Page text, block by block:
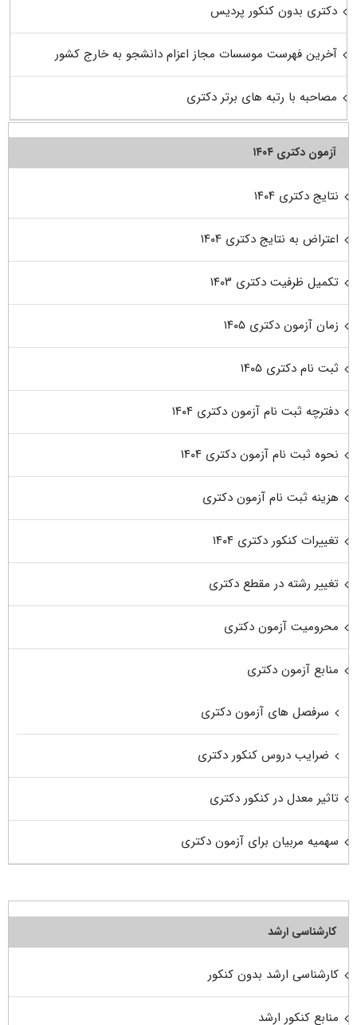
دکتری بدون کنکور پردیس
آخرین فهرست موسسات مجاز اعزام دانشجو به خارج کشور
مصاحبه با رتبه های برتر دکتری
آزمون دکتری ۱۴۰۴
نتایج دکتری ۱۴۰۴
اعتراض به نتایج دکتری ۱۴۰۴
تکمیل ظرفیت دکتری ۱۴۰۳
زمان آزمون دکتری ۱۴۰۵
ثبت نام دکتری ۱۴۰۵
دفترچه ثبت نام آزمون دکتری ۱۴۰۴
نحوه ثبت نام آزمون دکتری ۱۴۰۴
هزینه ثبت نام آزمون دکتری
تغییرات کنکور دکتری ۱۴۰۴
تغییر رشته در مقطع دکتری
محرومیت آزمون دکتری
منابع آزمون دکتری
سرفصل های آزمون دکتری
ضرایب دروس کنکور دکتری
تاثیر معدل در کنکور دکتری
سهمیه مربیان برای آزمون دکتری
کارشناسی ارشد
کارشناسی ارشد بدون کنکور
منابع کنکور ارشد